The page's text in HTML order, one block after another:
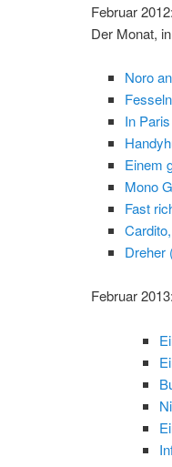
Februar 2012:
Der Monat,
Noro
In
Einem
Mono
Fast
Dreher
Februar